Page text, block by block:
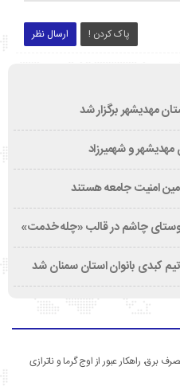
ارسال نظر پاک کردن !
مهدیشهر برگزار شد
و شهمیرزاد
امنیت جامعه هستند
چاشم در قالب «چله خدمت»
کبدی بانوان استان سمنان شد
مصرف برق، راهکار عبور از اوج گرما و ناترازی